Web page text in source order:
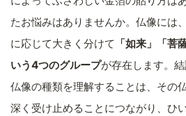
たお悩みはありませんか。仏像には
に応じて大きく分けて 「如来」「菩
いう4つのグループが存在します。結
仏像の種類を理解することは、その
深く受け止めることにつながり、ひ